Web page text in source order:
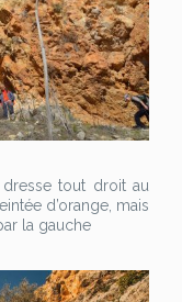
tout droit au
d’orange, mais
la gauche